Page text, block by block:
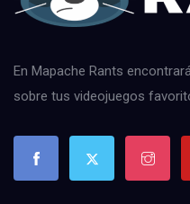
En Mapache Rants
sobre tus videojuegos